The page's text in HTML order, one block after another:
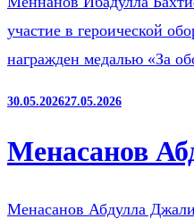
участие в героической
награжден медалью «За
30.05.202627.05.2026
Менасанов
Менасанов Абдулла